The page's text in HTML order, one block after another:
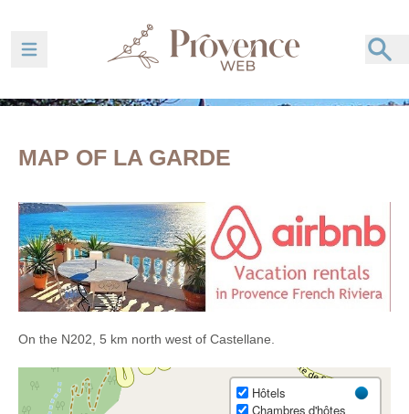
Ouvrir la barre de navigation
MAP OF LA GARDE
On the N202, 5 km north west of Castellane.
Hôtels
Chambres d'hôtes